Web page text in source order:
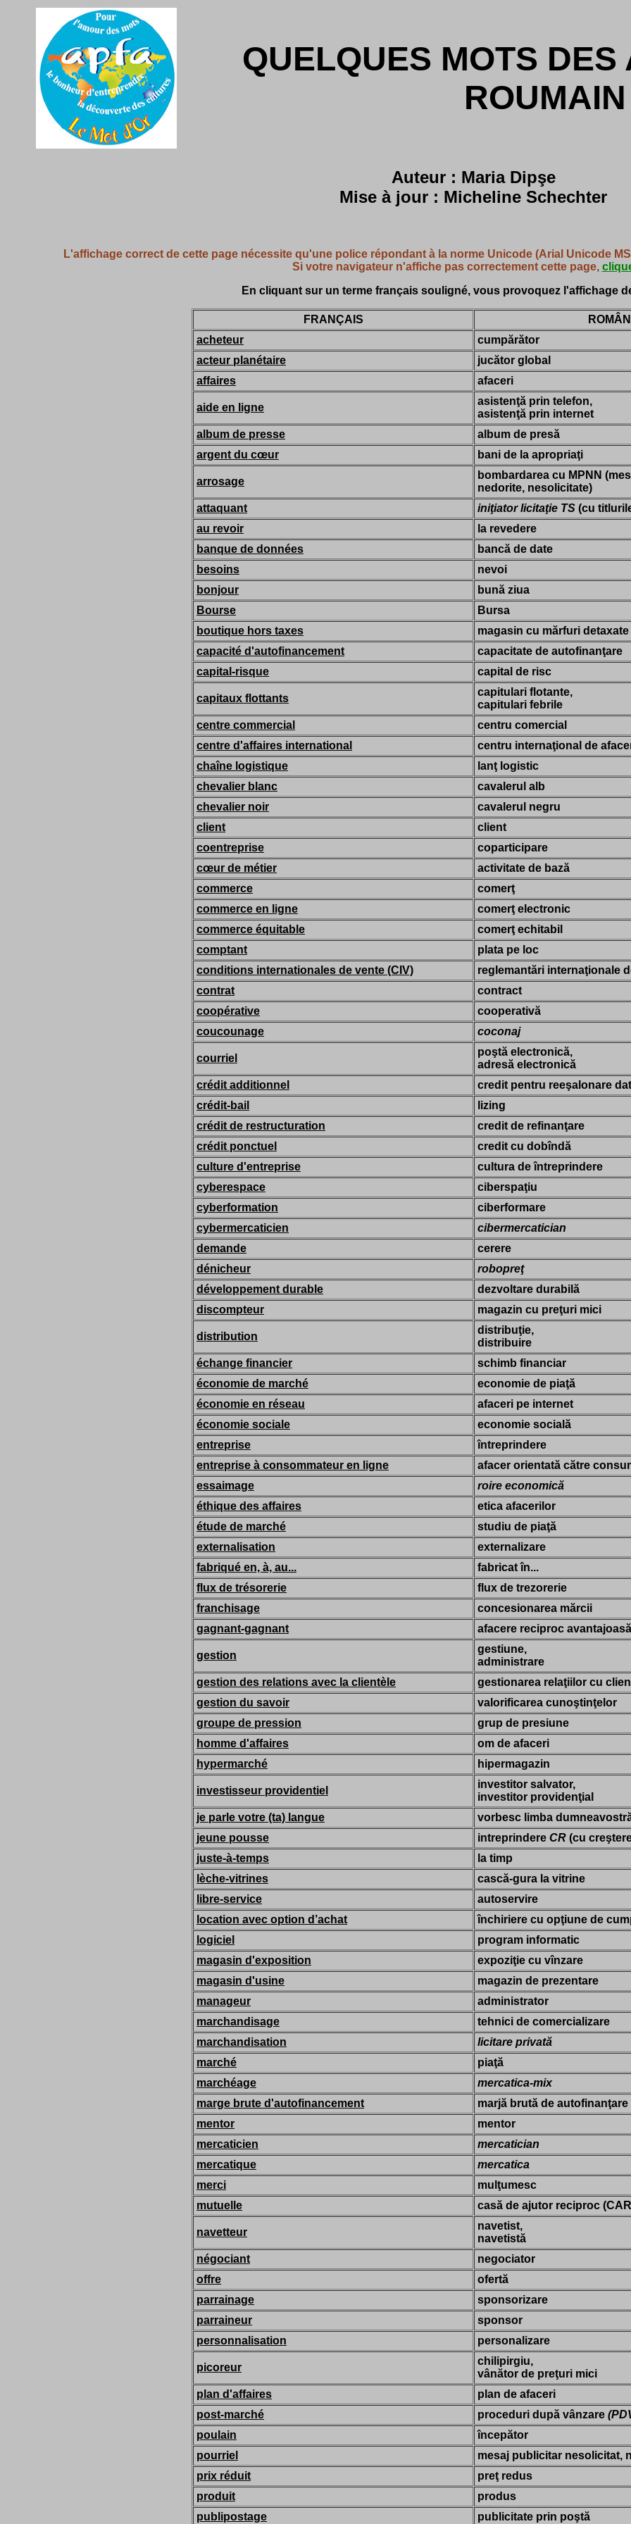
QUELQUES MOTS DES
ROUMAIN
Auteur : Maria Dipşe
Mise à jour : Micheline Schechter
L'affichage correct de cette page nécessite qu'une police répondant à la norme Unicode (Arial Unicode
Si votre navigateur n'affiche pas correctement cette page,
En cliquant sur un terme français souligné, vous provoquez l'affichage
FRANÇAIS
acheteur
cumpărător
acteur planétaire
jucător global
affaires
afaceri
aide en ligne
asistenţă prin telefon,
asistenţă prin internet
album de presse
album de presă
argent du cœur
bani de la apropriaţi
arrosage
bombardarea cu MPNN
nedorite, nesolicitate)
attaquant
iniţiator licitaţie TS (cu
au revoir
la revedere
banque de données
bancă de date
besoins
nevoi
bonjour
bună ziua
Bourse
Bursa
boutique hors taxes
magasin cu mărfuri detaxate
capacité d'autofinancement
capacitate de autofinanţare
capital-risque
capital de risc
capitaux flottants
capitulari flotante,
capitulari febrile
centre commercial
centru comercial
centre d'affaires international
centru internaţional de
chaîne logistique
lanţ logistic
chevalier blanc
cavalerul alb
chevalier noir
cavalerul negru
client
client
coentreprise
coparticipare
cœur de métier
activitate de bază
commerce
comerţ
commerce en ligne
comerţ electronic
commerce équitable
comerţ echitabil
comptant
plata pe loc
conditions internationales de vente (CIV)
reglemantări internaţionale
contrat
contract
coopérative
cooperativă
coucounage
coconaj
courriel
poştă electronică,
adresă electronică
crédit additionnel
credit pentru reeşalonare
crédit-bail
lizing
crédit de restructuration
credit de refinanţare
crédit ponctuel
credit cu dobîndă
culture d'entreprise
cultura de întreprindere
cyberespace
ciberspaţiu
cyberformation
ciberformare
cybermercaticien
cibermercatician
demande
cerere
dénicheur
robopreţ
développement durable
dezvoltare durabilă
discompteur
magazin cu preţuri mici
distribution
distribuţie,
distribuire
échange financier
schimb financiar
économie de marché
economie de piaţă
économie en réseau
afaceri pe internet
économie sociale
economie socială
entreprise
întreprindere
entreprise à consommateur en ligne
afacer orientată către
essaimage
roire economică
éthique des affaires
etica afacerilor
étude de marché
studiu de piaţă
externalisation
externalizare
fabriqué en, à, au...
fabricat în...
flux de trésorerie
flux de trezorerie
franchisage
concesionarea mărcii
gagnant-gagnant
afacere reciproc avantajoasă
gestion
gestiune,
administrare
gestion des relations avec la clientèle
gestionarea relaţiilor cu
gestion du savoir
valorificarea cunoştinţelor
groupe de pression
grup de presiune
homme d'affaires
om de afaceri
hypermarché
hipermagazin
investisseur providentiel
investitor salvator,
investitor providenţial
je parle votre (ta) langue
vorbesc limba
jeune pousse
intreprindere CR (cu
juste-à-temps
la timp
lèche-vitrines
cască-gura la vitrine
libre-service
autoservire
location avec option d’achat
închiriere cu opţiune de
logiciel
program informatic
magasin d'exposition
expoziţie cu vînzare
magasin d'usine
magazin de prezentare
manageur
administrator
marchandisage
tehnici de comercializare
marchandisation
licitare privată
marché
piaţă
marchéage
mercatica-mix
marge brute d'autofinancement
marjă brută de autofinanţare
mentor
mentor
mercaticien
mercatician
mercatique
mercatica
merci
mulţumesc
mutuelle
casă de ajutor reciproc
navetteur
navetist,
navetistă
négociant
negociator
offre
ofertă
parrainage
sponsorizare
parraineur
sponsor
personnalisation
personalizare
picoreur
chilipirgiu,
vânător de preţuri mici
plan d'affaires
plan de afaceri
post-marché
proceduri după vânzare
poulain
începător
pourriel
mesaj publicitar nesolicitat,
prix réduit
preţ redus
produit
produs
publipostage
publicitate prin poştă